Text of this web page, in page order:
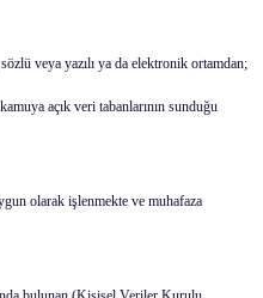
veya yazılı ya da elektronik ortamdan;
açık veri tabanlarının sunduğu
olarak işlenmekte ve muhafaza